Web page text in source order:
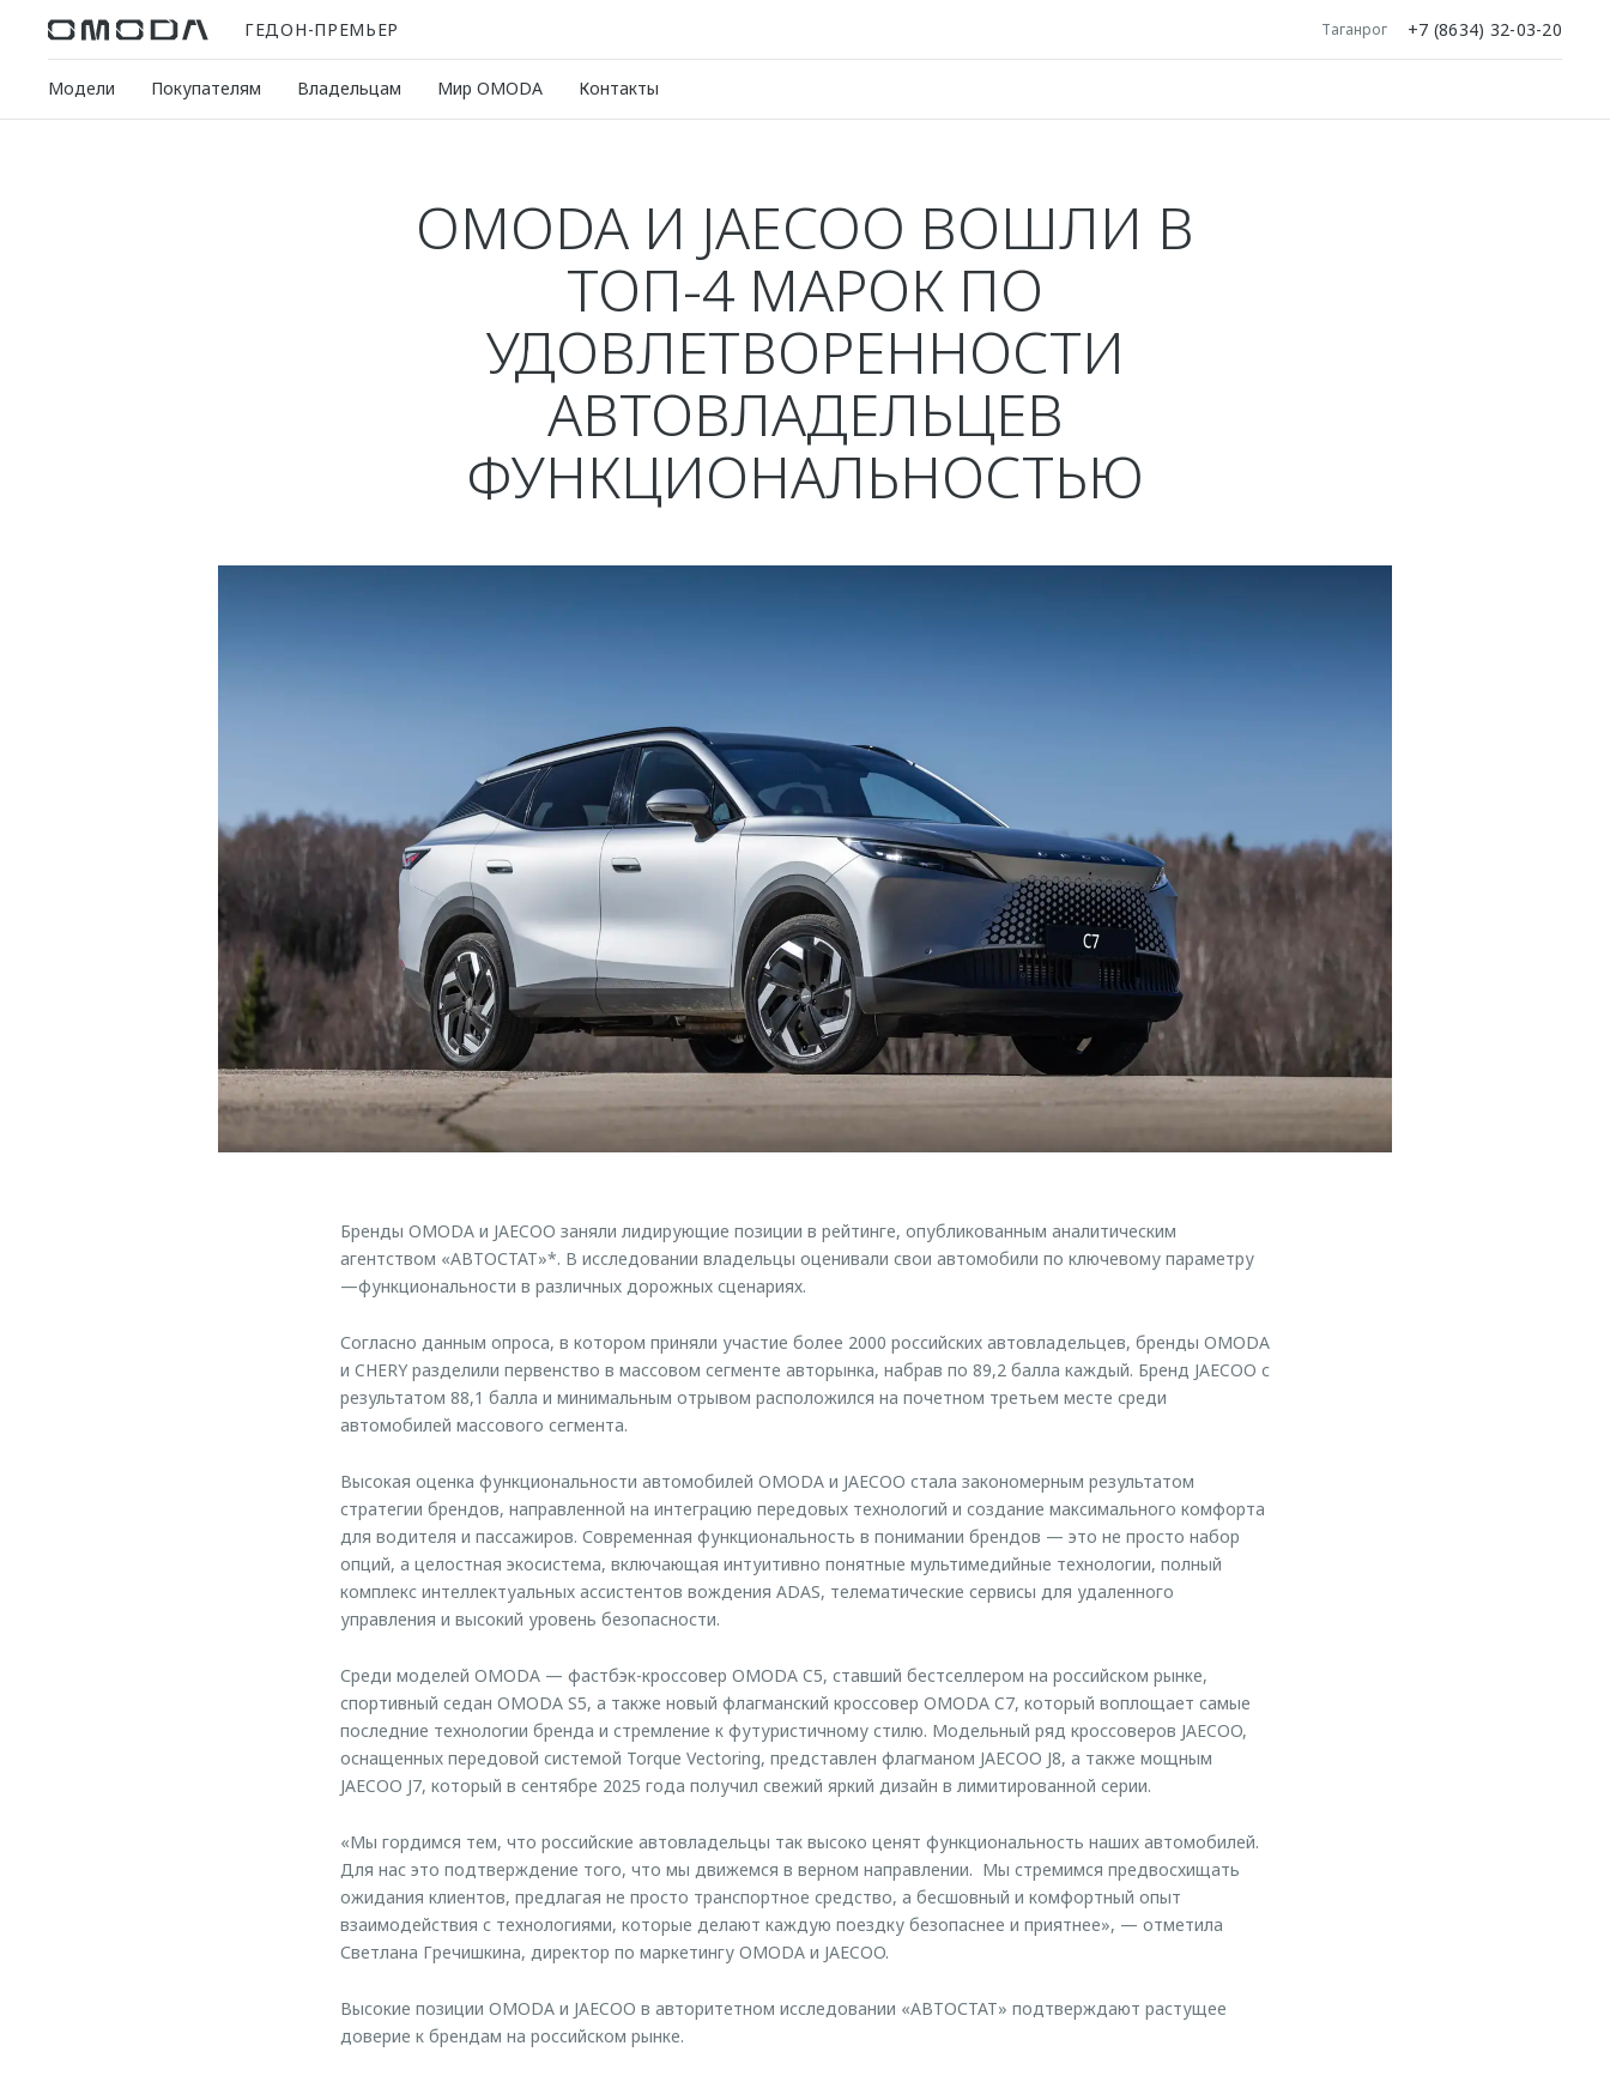
ГЕДОН-ПРЕМЬЕР Таганрог +7 (8634) 32-03-20
Модели Покупателям Владельцам Мир OMODA Контакты
OMODA И JAECOO ВОШЛИ В
ТОП-4 МАРОК ПО
УДОВЛЕТВОРЕННОСТИ
АВТОВЛАДЕЛЬЦЕВ
ФУНКЦИОНАЛЬНОСТЬЮ
Бренды OMODA и JAECOO заняли лидирующие позиции в рейтинге, опубликованным аналитическим
агентством «АВТОСТАТ»*. В исследовании владельцы оценивали свои автомобили по ключевому параметру
—функциональности в различных дорожных сценариях.
Согласно данным опроса, в котором приняли участие более 2000 российских автовладельцев, бренды OMODA
и CHERY разделили первенство в массовом сегменте авторынка, набрав по 89,2 балла каждый. Бренд JAECOO с
результатом 88,1 балла и минимальным отрывом расположился на почетном третьем месте среди
автомобилей массового сегмента.
Высокая оценка функциональности автомобилей OMODA и JAECOO стала закономерным результатом
стратегии брендов, направленной на интеграцию передовых технологий и создание максимального комфорта
для водителя и пассажиров. Современная функциональность в понимании брендов — это не просто набор
опций, а целостная экосистема, включающая интуитивно понятные мультимедийные технологии, полный
комплекс интеллектуальных ассистентов вождения ADAS, телематические сервисы для удаленного
управления и высокий уровень безопасности.
Среди моделей OMODA — фастбэк-кроссовер OMODA C5, ставший бестселлером на российском рынке,
спортивный седан OMODA S5, а также новый флагманский кроссовер OMODA C7, который воплощает самые
последние технологии бренда и стремление к футуристичному стилю. Модельный ряд кроссоверов JAECOO,
оснащенных передовой системой Torque Vectoring, представлен флагманом JAECOO J8, а также мощным
JAECOO J7, который в сентябре 2025 года получил свежий яркий дизайн в лимитированной серии.
«Мы гордимся тем, что российские автовладельцы так высоко ценят функциональность наших автомобилей.
Для нас это подтверждение того, что мы движемся в верном направлении. Мы стремимся предвосхищать
ожидания клиентов, предлагая не просто транспортное средство, а бесшовный и комфортный опыт
взаимодействия с технологиями, которые делают каждую поездку безопаснее и приятнее», — отметила
Светлана Гречишкина, директор по маркетингу OMODA и JAECOO.
Высокие позиции OMODA и JAECOO в авторитетном исследовании «АВТОСТАТ» подтверждают растущее
доверие к брендам на российском рынке.